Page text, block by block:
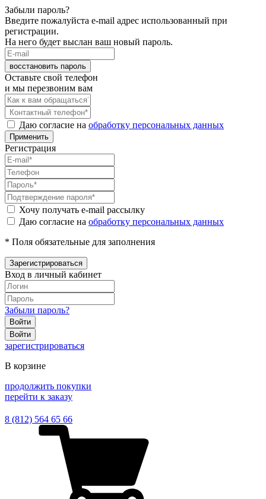
Забыли пароль?
Введите пожалуйста e-mail адрес использованный при
регистрации.
На него будет выслан ваш новый пароль.
восстановить пароль
Оставьте свой телефон
и мы перезвоним вам
Даю согласие на обработку персональных данных
Применить
Регистрация
Хочу получать e-mail рассылку
Даю согласие на обработку персональных данных
* Поля обязательные для заполнения
Зарегистрироваться
Вход в личный кабинет
Забыли пароль?
Войти
Войти
зарегистрироваться
В корзине
продолжить покупки
перейти к заказу
8 (812) 564 65 66